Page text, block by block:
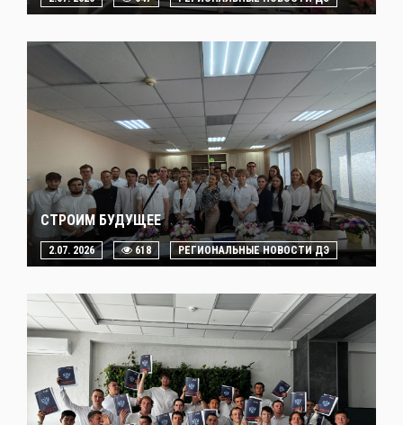
СТРОИМ БУДУЩЕЕ
2.07. 2026 618 РЕГИОНАЛЬНЫЕ НОВОСТИ ДЭ